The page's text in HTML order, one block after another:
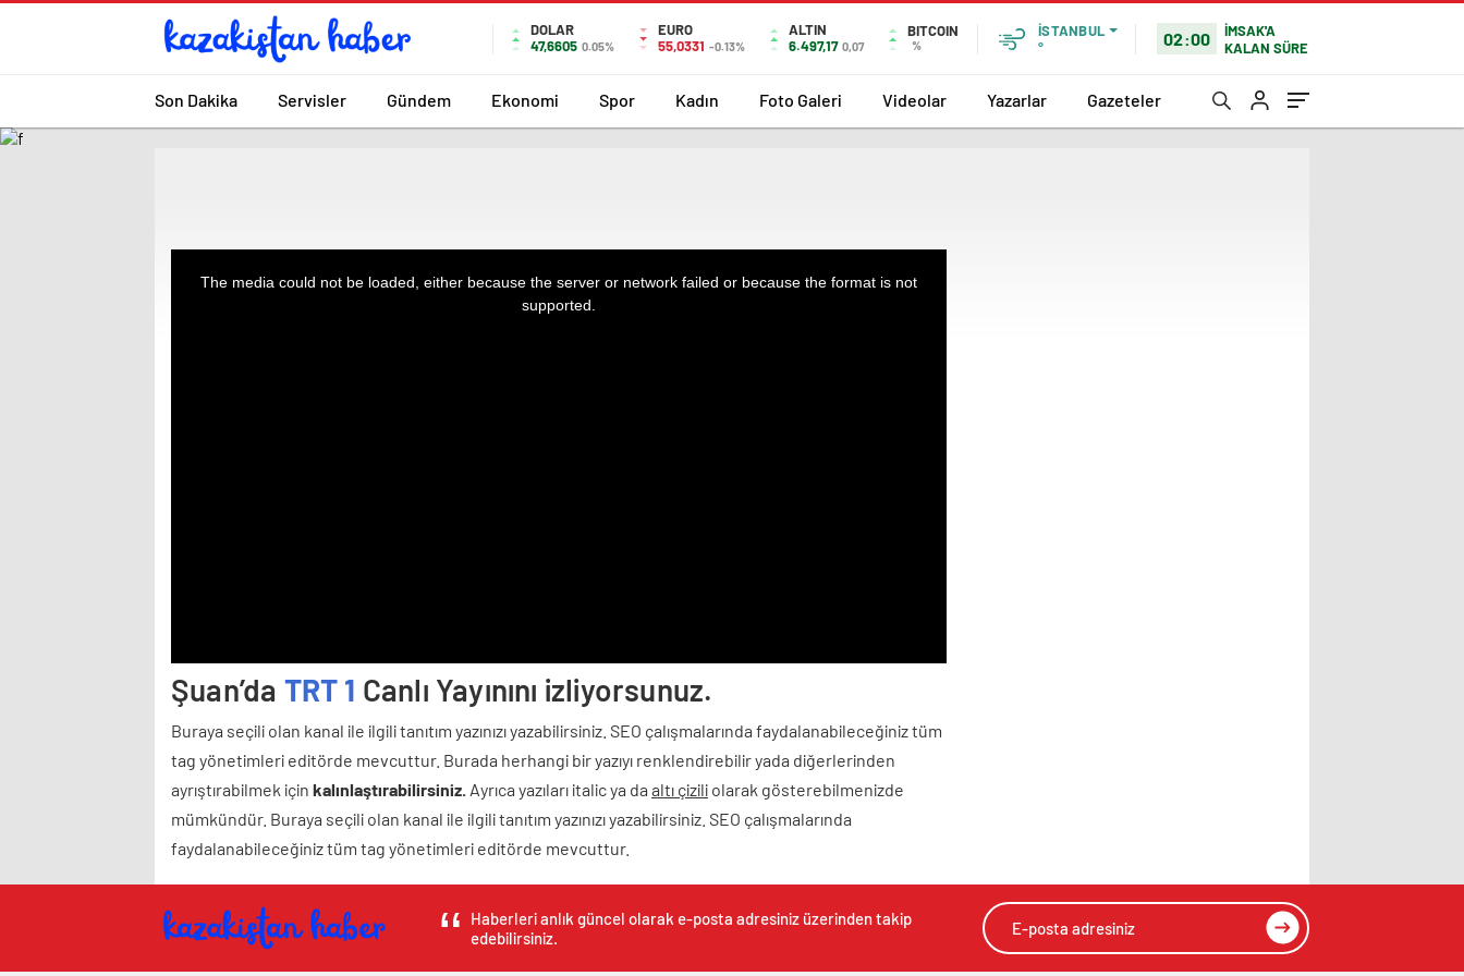
DOLAR
47,6605 0.05%
EURO
55,0331 -0.13%
ALTIN
6.497,17 0,07
BITCOIN
%
İSTANBUL
°
02:00
İMSAK'A
KALAN SÜRE
Son Dakika Servisler Gündem Ekonomi Spor Kadın Foto Galeri Videolar Yazarlar Gazeteler
The media could not be loaded, either because the server or network failed or because the format is not
supported.
Şuan’da TRT 1 Canlı Yayınını izliyorsunuz.
Buraya seçili olan kanal ile ilgili tanıtım yazınızı yazabilirsiniz. SEO çalışmalarında faydalanabileceğiniz tüm
tag yönetimleri editörde mevcuttur. Burada herhangi bir yazıyı renklendirebilir yada diğerlerinden
ayrıştırabilmek için kalınlaştırabilirsiniz. Ayrıca yazıları italic ya da altı çizili olarak gösterebilmenizde
mümkündür. Buraya seçili olan kanal ile ilgili tanıtım yazınızı yazabilirsiniz. SEO çalışmalarında
faydalanabileceğiniz tüm tag yönetimleri editörde mevcuttur.
Haberleri anlık güncel olarak e-posta adresiniz üzerinden takip
edebilirsiniz.